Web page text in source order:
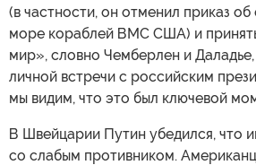
(в частности, он отменил приказ
море кораблей ВМС США) и
мир», словно Чемберлен и
личной встречи с российским
мы видим, что это был ключевой
В Швейцарии Путин убедился, что
со слабым противником.